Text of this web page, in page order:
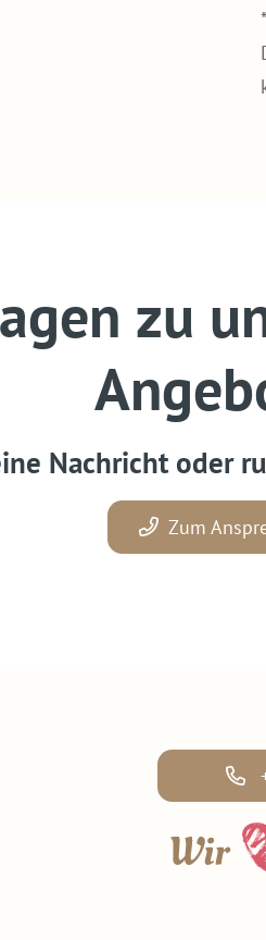
zu
Nachricht oder
Zum